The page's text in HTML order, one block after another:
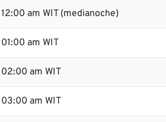
12:00 am WIT (medianoche)
01:00 am WIT
02:00 am WIT
03:00 am WIT